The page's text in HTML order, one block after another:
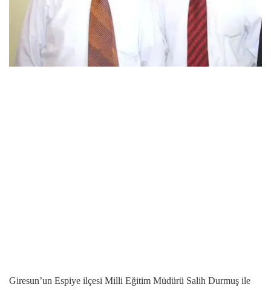
Giresun’un Espiye ilçesi Milli Eğitim Müdürü Salih Durmuş ile